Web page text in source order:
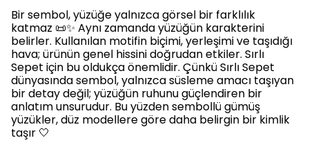
Bir sembol, yüzüğe yalnızca görsel bir farklılık
katmaz 📜✨ Aynı zamanda yüzüğün karakterini
belirler. Kullanılan motifin biçimi, yerleşimi ve taşıdığı
hava; ürünün genel hissini doğrudan etkiler. Sırlı
Sepet için bu oldukça önemlidir. Çünkü Sırlı Sepet
dünyasında sembol, yalnızca süsleme amacı taşıyan
bir detay değil; yüzüğün ruhunu güçlendiren bir
anlatım unsurudur. Bu yüzden sembollü gümüş
yüzükler, düz modellere göre daha belirgin bir kimlik
taşır 🤍